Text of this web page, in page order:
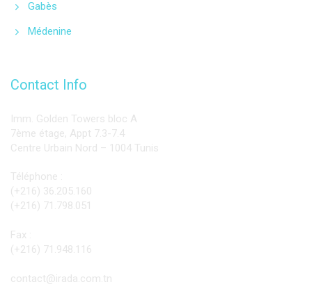
Gabès
Médenine
Contact Info
Imm. Golden Towers bloc A
7ème étage, Appt 7.3-7.4
Centre Urbain Nord – 1004 Tunis
Téléphone :
(+216) 36.205.160
(+216) 71.798.051
Fax :
(+216) 71.948.116
contact@irada.com.tn